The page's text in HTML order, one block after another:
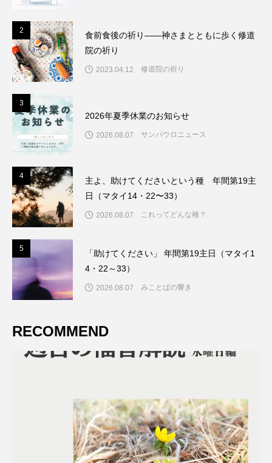
2
食前食後の祈り――神さまとともに歩く修道
院の祈り
2023.04.12 修道院の祈り
3
2026年夏季休業のお知らせ
2026.08.07 サンパウロニュース
4
主よ、助けてくださいという種 年間第19主
日（マタイ14・22〜33）
2026.08.07 これってどんな種？
5
「助けてください」 年間第19主日（マタイ1
4・22～33）
2026.08.07 みことばの響き
RECOMMEND